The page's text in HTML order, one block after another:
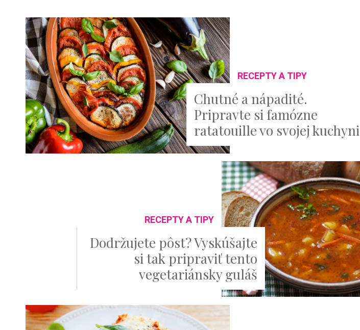
RECEPTY A TIPY
Chutné a nápadité.
Pripravte si famózne
ratatouille vo svojej kuchyni
RECEPTY A TIPY
Dodržujete pôst? Vyskúšajte
si tak pripraviť tento
vegetariánsky guláš